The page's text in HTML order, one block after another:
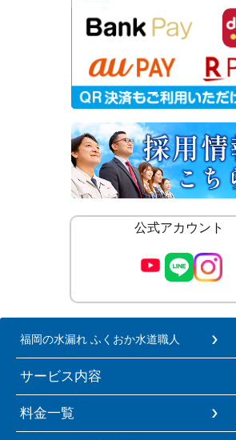
公式アカウント
福岡の水漏れ ふくおか水道職人
サービス内容
料金一覧